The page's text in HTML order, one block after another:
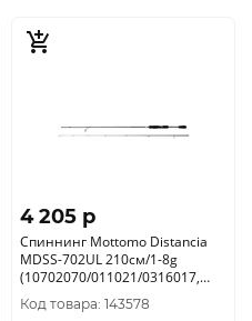
4 205 p
Спиннинг Mottomo Distancia
MDSS-702UL 210см/1-8g
(10702070/011021/0316017,
Китай)
Код товара: 143578